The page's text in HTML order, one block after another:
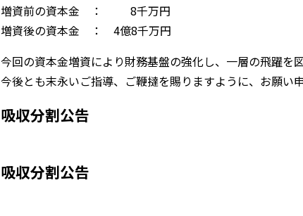
増資前の資本金 ： 8千万円
増資後の資本金 ： 4億8千万円
今回の資本金増資により財務基盤の強化し、一層の飛躍を
今後とも末永いご指導、ご鞭撻を賜りますように、お願い申
吸収分割公告
吸収分割公告